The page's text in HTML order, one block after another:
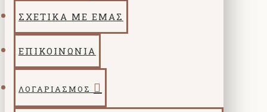
ΣΧΕΤΙΚΑ ΜΕ ΕΜΑΣ
ΕΠΙΚΟΙΝΩΝΙΑ
ΛΟΓΑΡΙΑΣΜΌΣ